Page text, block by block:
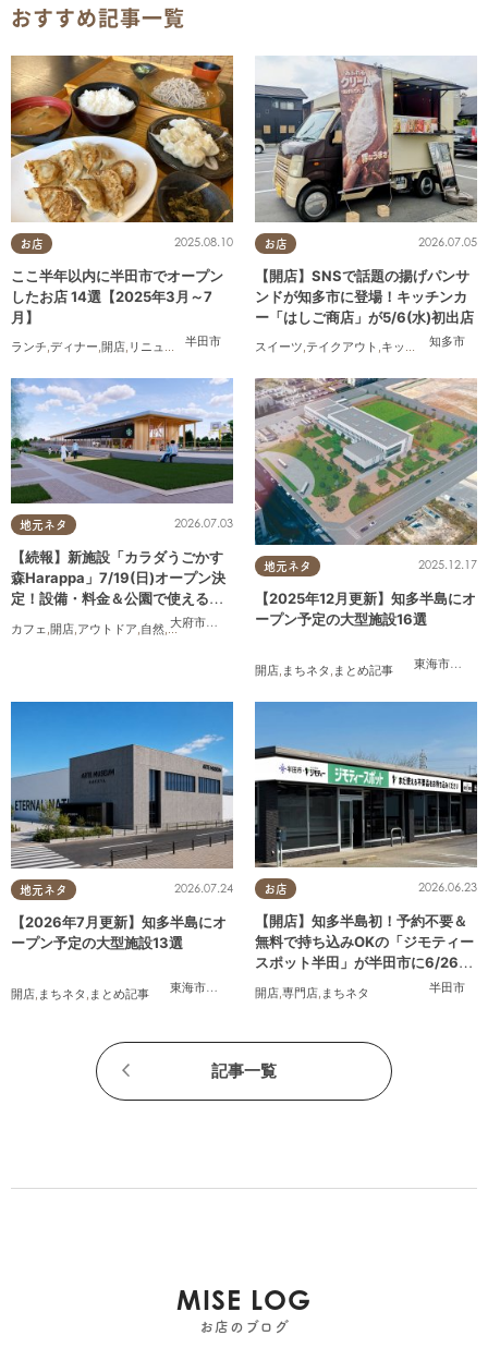
おすすめ記事一覧
お店
半田市
2025.08.10
ここ半年以内に半田市でオープン
したお店 14選【2025年3月～7
月】
ランチ,ディナー,開店, リニューアル ,まとめ記事,家族
お店
知多市
2026.07.05
【開店】SNSで話題の揚げパンサ
ンドが知多市に登場！キッチンカ
ー「はしご商店」が5/6(水)初出店
スイーツ,テイクアウト ,キッチンカー ,開店
地元ネタ
大府市
,東浦町
2026.07.03
【続報】新施設「カラダうごかす
森Harappa」7/19(日)オープン決
定！設備・料金＆公園で使えるレ
カフェ 開店 アウトドア 自然 まちネタ, ,ペット ,トレンド,KURUTOHP
地元ネタ
東海市
,大府
2025.12.17
【2025年12月更新】知多半島にオ
ープン予定の大型施設16選
開店, まちネタ , まとめ記事
地元ネタ
東海市
,大府市 知多市,美浜町,南知多町
2026.07.24
【2026年7月更新】知多半島にオ
ープン予定の大型施設13選
開店, まちネタ , まとめ記事
お店
半田市
2026.06.23
【開店】知多半島初！予約不要＆
無料で持ち込みOKの「ジモティー
スポット半田」が半田市に6/26
(金)オープン
開店,専門店, まちネタ
記事一覧
MISE LOG
お店のブログ